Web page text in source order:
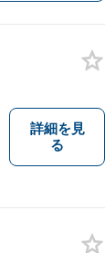
詳細を見
る